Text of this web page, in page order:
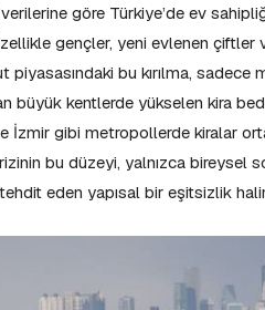
göre Türkiye’de ev
gençler, yeni evlenen
bu kırılma, sadece
kentlerde yükselen kira
İzmir gibi metropollerde kiralar
bu düzeyi, yalnızca bireysel
eden yapısal bir eşitsizlik